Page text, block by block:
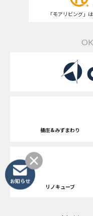
「モアリビング」
桶庄&みずまわり
リノキューブ
お知らせ